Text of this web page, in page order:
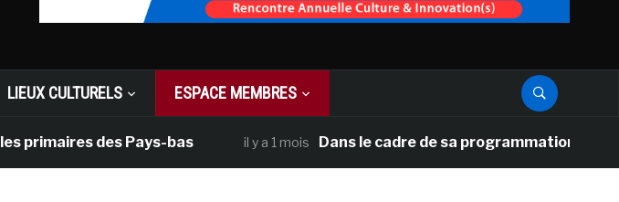
LIEUX CULTURELS ESPACE MEMBRES
des Pays-bas il y a 1 mois Dans le cadre de sa programmation